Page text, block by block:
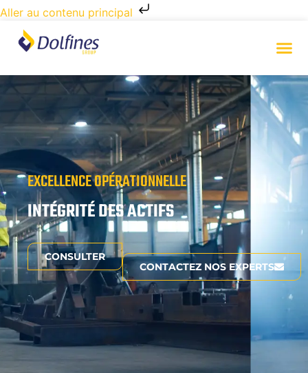
Aller au contenu principal
EXCELLENCE OPÉRATIONNELLE
INTÉGRITÉ DES ACTIFS
CONSULTER
CONTACTEZ NOS EXPERTS